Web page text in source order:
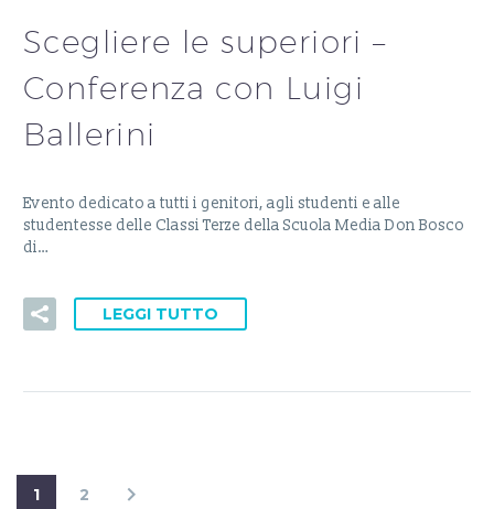
Scegliere le superiori –
Conferenza con Luigi
Ballerini
Evento dedicato a tutti i genitori, agli studenti e alle
studentesse delle Classi Terze della Scuola Media Don Bosco
di…
LEGGI TUTTO
1 2